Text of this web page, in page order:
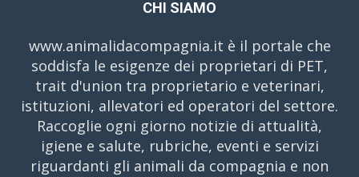
CHI SIAMO
www.animalidacompagnia.it è il portale che
soddisfa le esigenze dei proprietari di PET,
trait d'union tra proprietario e veterinari,
istituzioni, allevatori ed operatori del settore.
Raccoglie ogni giorno notizie di attualità,
igiene e salute, rubriche, eventi e servizi
riguardanti gli animali da compagnia e non